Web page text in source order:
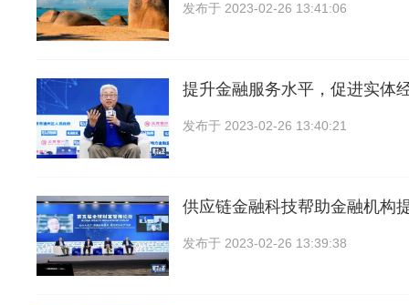
发布于 2023-02-26 13:41:06
提升金融服务水平，促进实体
发布于 2023-02-26 13:40:21
供应链金融科技帮助金融机构
发布于 2023-02-26 13:39:38